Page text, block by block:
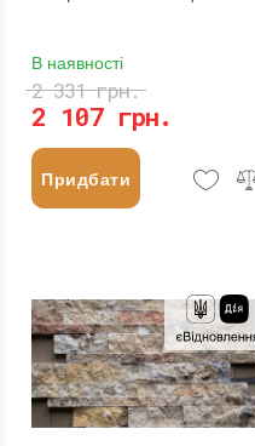
В наявності
2 107 грн.
2 331 грн.
Придбати